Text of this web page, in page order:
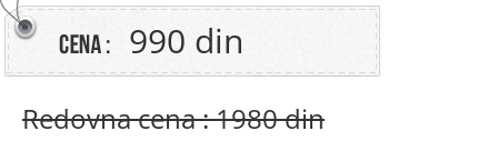
990 din
Redovna cena : 1980 din